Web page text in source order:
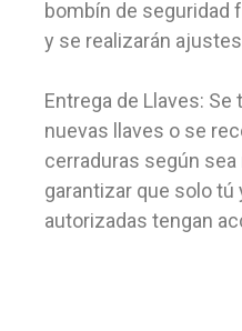
bombín de seguridad
y se realizarán
Entrega de Llaves:
nuevas llaves o se
cerraduras según sea
garantizar que solo tú
autorizadas tengan